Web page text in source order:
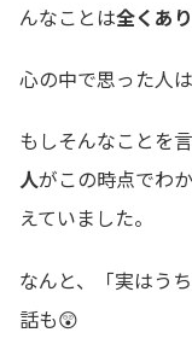
んなことは全くあ
心の中で思った人
もしそんなことを
人がこの時点でわ
えていました。
なんと、「実はう
話も😲